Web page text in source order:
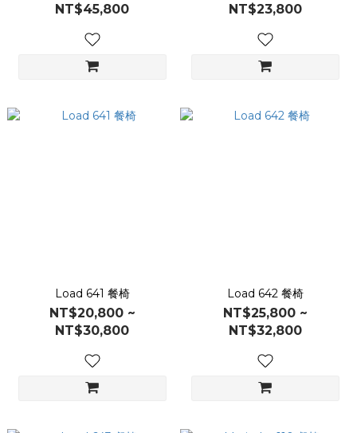
NT$45,800
NT$23,800
Load 641 餐椅
NT$20,800 ~
NT$30,800
Load 642 餐椅
NT$25,800 ~
NT$32,800